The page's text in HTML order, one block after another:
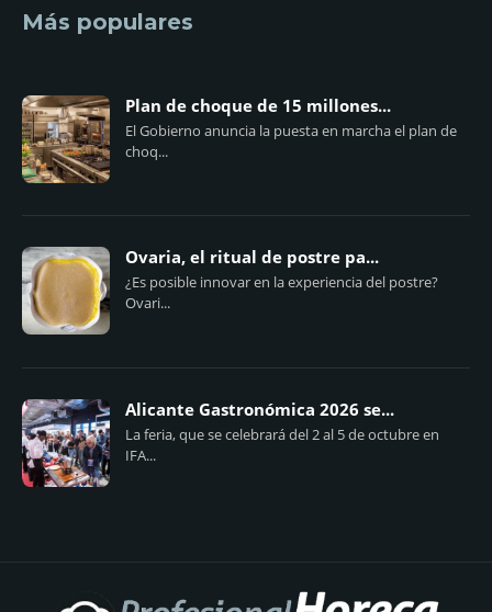
Más populares
Plan de choque de 15 millones...
El Gobierno anuncia la puesta en marcha el plan de
choq...
Ovaria, el ritual de postre pa...
¿Es posible innovar en la experiencia del postre?
Ovari...
Alicante Gastronómica 2026 se...
La feria, que se celebrará del 2 al 5 de octubre en
IFA...